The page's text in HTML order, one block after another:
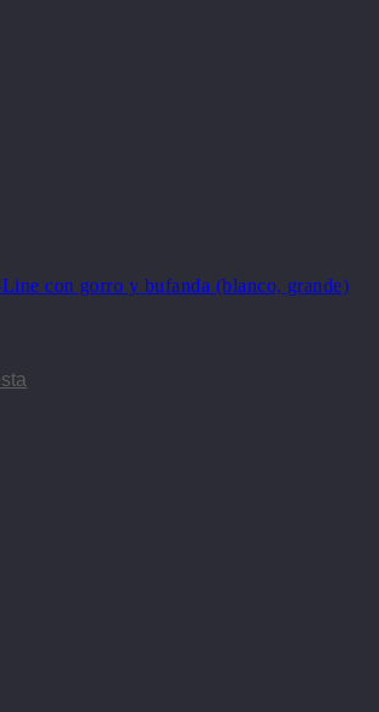
con gorro y bufanda (blanco, grande)